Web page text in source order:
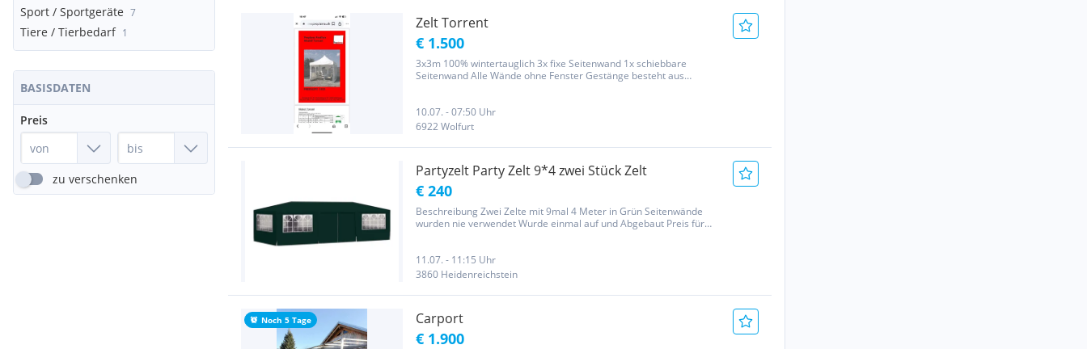
Sport / Sportgeräte 7
Tiere / Tierbedarf 1
BASISDATEN
Preis
zu verschenken
Zelt Torrent
€ 1.500
3x3m 100% wintertauglich 3x fixe Seitenwand 1x schiebbare
Seitenwand Alle Wände ohne Fenster Gestänge besteht aus
Raucherzelt oder als...
10.07. - 07:50 Uhr
6922 Wolfurt
Partyzelt Party Zelt 9*4 zwei Stück Zelt
€ 240
Beschreibung Zwei Zelte mit 9mal 4 Meter in Grün Seitenwände
wurden nie verwendet Wurde einmal auf und Abgebaut Preis für
Arten...
11.07. - 11:15 Uhr
3860 Heidenreichstein
Noch 5 Tage Carport
€ 1.900